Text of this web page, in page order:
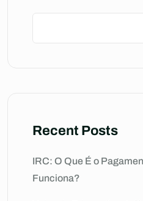
Recent Posts
IRC: O Que É o
Funciona?